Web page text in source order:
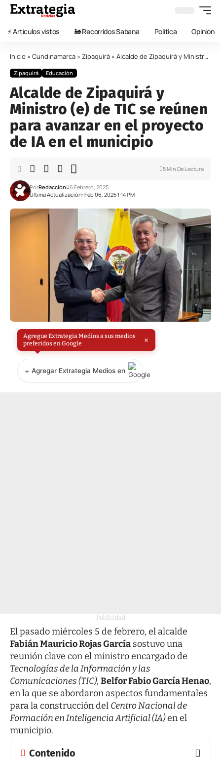
⚡️ Artículos vistos 🚂 Recorridos Sabana Política Opinión
Inicio » Cundinamarca » Zipaquirá » Alcalde de Zipaquirá y Ministro (e) de TIC se reúnen para avanzar en el proyecto de IA en el municipio
Zipaquirá Educación
Alcalde de Zipaquirá y
Ministro (e) de TIC se reúnen
para avanzar en el proyecto
de IA en el municipio
Última Actualización: Feb 06, 2025 1:14 PM
PorRedacción 6 Febrero, 2025
5 Min De Lectura
Agregue Extrategia Medios a sus medios
preferidos en Google
×
+ Agregar Extrategia Medios en
- Publicidad -
El pasado miércoles 5 de febrero, el alcalde
Fabián Mauricio Rojas García sostuvo una
reunión clave con el ministro encargado de
Tecnologías de la Información y las
Comunicaciones (TIC), Belfor Fabio García Henao,
en la que se abordaron aspectos fundamentales
para la construcción del Centro Nacional de
Formación en Inteligencia Artificial (IA)en el
municipio.
Contenido